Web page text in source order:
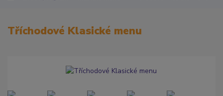
Tříchodové Klasické menu